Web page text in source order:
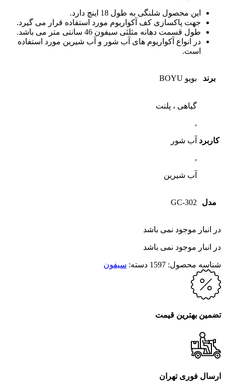
این محصول شلنگی به طول 18 اینچ دارد.
جهت پاکسازی کف آکواریوم مورد استفاده قرار می گیرد.
طول قسمت دهانه مثلثی سیفون 46 سانتی متر می باشد.
در انواع آکواریوم های آب شور و آب شیرین مورد استفاده
است.
برند بویو BOYU
کاربرد
گیاهی ، پلنت
,
آب شور
,
آب شیرین
مدل GC-302
در انبار موجود نمی باشد
در انبار موجود نمی باشد
شناسه محصول: 1597 دسته: سیفون
تضمین بهترین قیمت
ارسال فوری تهران